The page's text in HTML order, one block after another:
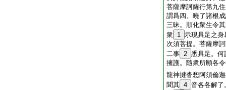
菩薩摩訶薩行第九
謂爲四。曉了諸根
三昧。順化衆生令
衆 1 示現具足之身
次須菩提。菩薩摩
二事 2 悉具足。何
擁護。隨衆所願各
龍神揵沓惒阿須倫
聞其 4 音各各解了